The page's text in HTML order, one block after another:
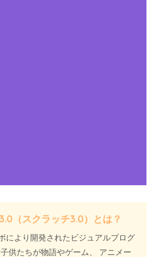
（スクラッチ3.0）とは？
により開発されたビジュアルプログ
供たちが物語やゲーム、 アニメー